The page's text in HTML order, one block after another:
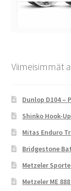
Viimeisimmät
Dunlop D104
Shinko Hook-
Mitas Enduro
Bridgestone
Metzeler
Metzeler ME